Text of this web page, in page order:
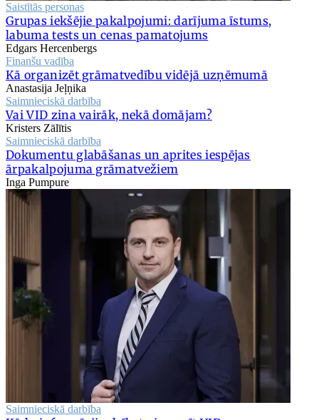
Saistītās personas
Grupas iekšējie pakalpojumi: darījuma īstums,
labuma tests un cenas pamatojums
Edgars Hercenbergs
Finanšu vadība
Kā organizēt grāmatvedību vidējā uzņēmumā
Anastasija Jeļņika
Saimnieciskā darbība
Vai VID zina vairāk, nekā domājam?
Kristers Zālītis
Saimnieciskā darbība
Dokumentu glabāšanas un aprites iespējas
ārpakalpojuma grāmatvežiem
Inga Pumpure
Saimnieciskā darbība